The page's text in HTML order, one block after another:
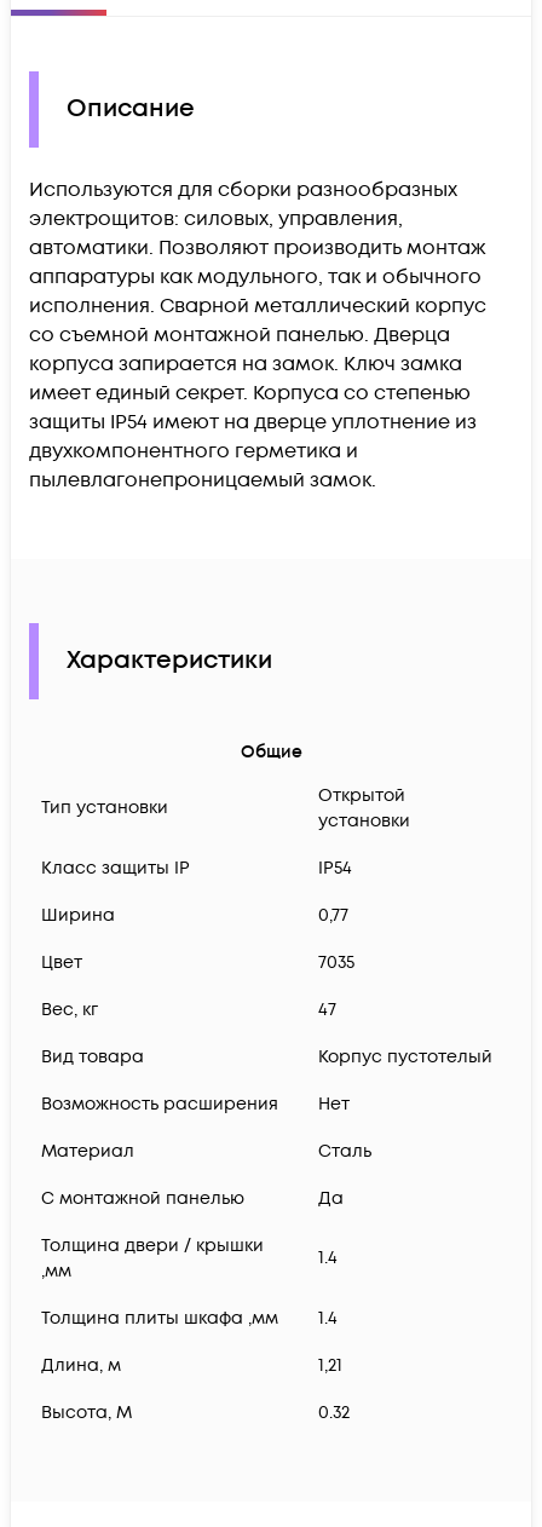
Описание
Используются для сборки разнообразных
электрощитов: силовых, управления,
автоматики. Позволяют производить монтаж
аппаратуры как модульного, так и обычного
исполнения. Сварной металлический корпус
со съемной монтажной панелью. Дверца
корпуса запирается на замок. Ключ замка
имеет единый секрет. Корпуса со степенью
защиты IP54 имеют на дверце уплотнение из
двухкомпонентного герметика и
пылевлагонепроницаемый замок.
Характеристики
Общие
Тип установки
Открытой
установки
Класс защиты IP IP54
Ширина 0,77
Цвет 7035
Вес, кг 47
Вид товара Корпус пустотелый
Возможность расширения Нет
Материал Сталь
С монтажной панелью Да
Толщина двери / крышки
,мм
1.4
Толщина плиты шкафа ,мм 1.4
Длина, м 1,21
Высота, М 0.32